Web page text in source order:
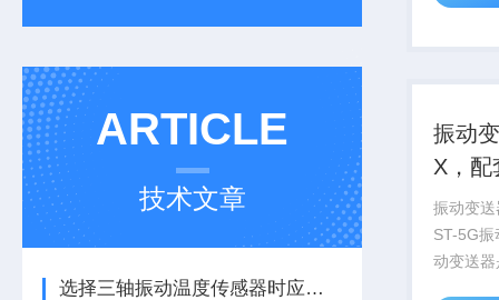
ARTICLE
技术文章
选择三轴振动温度传感器时应注意的细节
衡、不
振动
X，配
传感器
振动变
ST-5G
动变送